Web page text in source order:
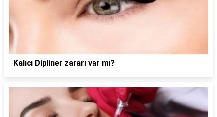
Kalıcı Dipliner zararı var mı?